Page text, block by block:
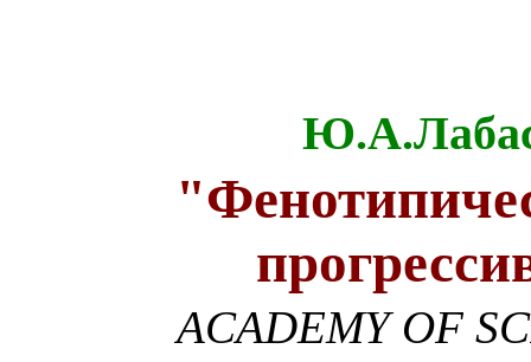
"
ACADEMY OF